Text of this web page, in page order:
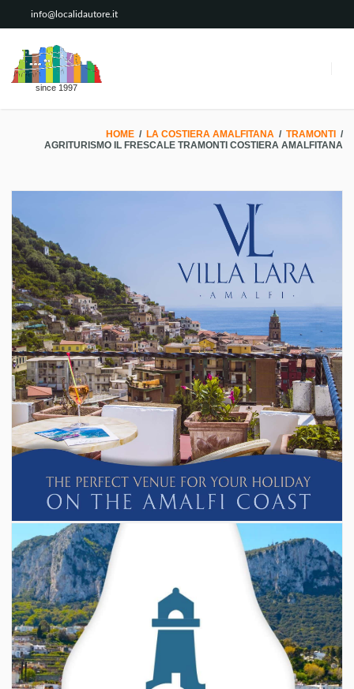
info@localidautore.it
since 1997
HOME / LA COSTIERA AMALFITANA / TRAMONTI /
AGRITURISMO IL FRESCALE TRAMONTI COSTIERA AMALFITANA